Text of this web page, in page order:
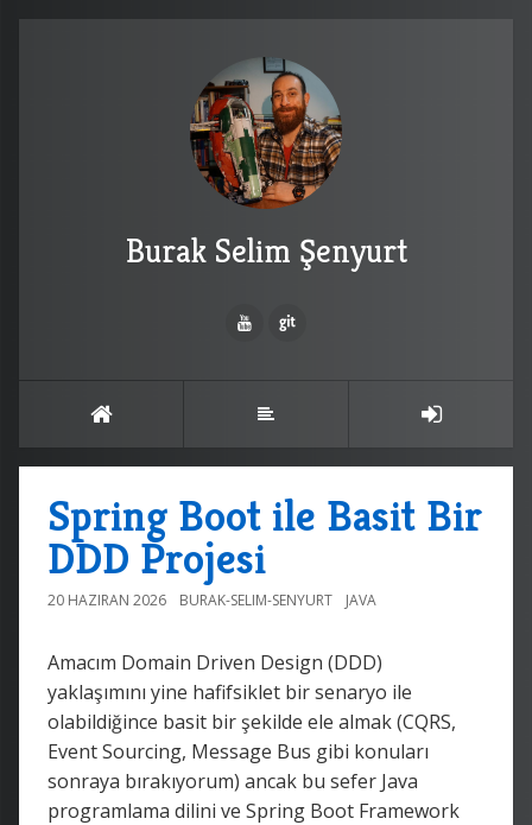
Burak Selim Şenyurt
Spring Boot ile Basit Bir
DDD Projesi
20 HAZIRAN 2026 BURAK-SELIM-SENYURT JAVA
Amacım Domain Driven Design (DDD)
yaklaşımını yine hafifsiklet bir senaryo ile
olabildiğince basit bir şekilde ele almak (CQRS,
Event Sourcing, Message Bus gibi konuları
sonraya bırakıyorum) ancak bu sefer Java
programlama dilini ve Spring Boot Framework